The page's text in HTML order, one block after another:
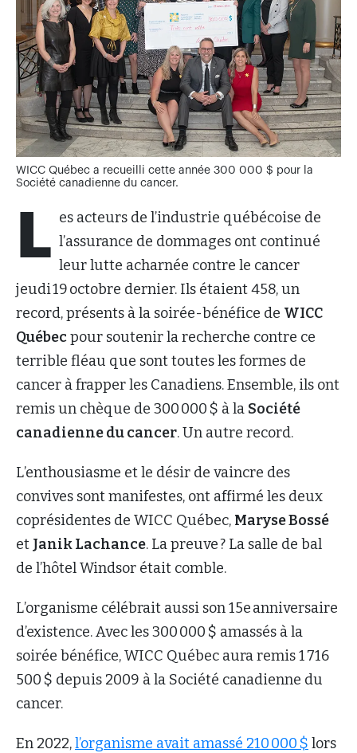
WICC Québec a recueilli cette année 300 000 $ pour la
Société canadienne du cancer.
L es acteurs de l’industrie québécoise de
l’assurance de dommages ont continué
leur lutte acharnée contre le cancer
jeudi 19 octobre dernier. Ils étaient 458, un
record, présents à la soirée-bénéfice de WICC
Québecpour soutenir la recherche contre ce
terrible fléau que sont toutes les formes de
cancer à frapper les Canadiens. Ensemble, ils ont
remis un chèque de 300 000 $ à la Société
canadienne du cancer. Un autre record.
L’enthousiasme et le désir de vaincre des
convives sont manifestes, ont affirmé les deux
coprésidentes de WICC Québec, Maryse Bossé
et Janik Lachance. La preuve ? La salle de bal
de l’hôtel Windsor était comble.
L’organisme célébrait aussi son 15e anniversaire
d’existence. Avec les 300 000 $ amassés à la
soirée bénéfice, WICC Québec aura remis 1 716
500 $ depuis 2009 à la Société canadienne du
cancer.
En 2022,l’organisme avait amassé 210 000 $ lors